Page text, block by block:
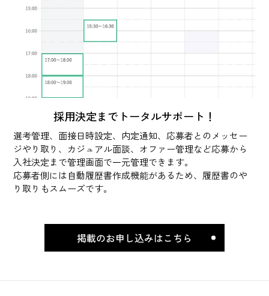
採用決定までトータルサポート！
選考管理、面接日時設定、内定通知、応募者とのメッセー
ジやり取り、カジュアル面談、オファー管理など応募から
入社決定まで管理画面で一元管理できます。
応募者側には自動履歴書作成機能があるため、履歴書のや
り取りもスムーズです。
掲載のお申し込みはこちら